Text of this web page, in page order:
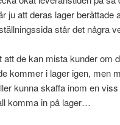
ju att deras lager
står det några
att de kan mista kunder om
kommer i lager igen, men
kunna skaffa inom en
komma in på lager…